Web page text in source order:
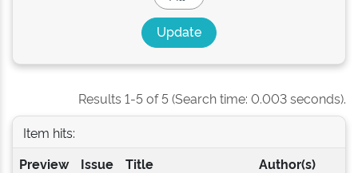
Results 1-5 of 5 (Search time: 0.003 seconds).
Item hits:
Preview
Issue
Title Author(s)